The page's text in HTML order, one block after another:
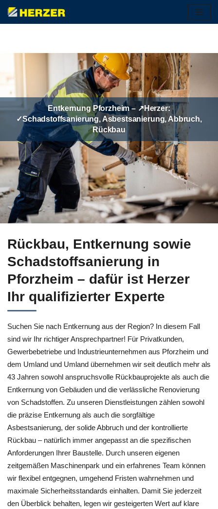
Zum
Entkernung Pforzheim – ↗️Herzer:
✓Schadstoffsanierung, Asbestsanierung, Abbruch,
Rückbau
Rückbau, Entkernung sowie
Schadstoffsanierung in
Pforzheim – dafür ist Herzer
Ihr qualifizierter Experte
Suchen Sie nach Entkernung aus der Region? In diesem Fall
sind wir Ihr richtiger Ansprechpartner! Für Privatkunden,
Gewerbebetriebe und Industrieunternehmen aus Pforzheim und
dem Umland und Umland übernehmen wir seit deutlich mehr als
43 Jahren sowohl anspruchsvolle Rückbauprojekte als auch die
Entkernung von Gebäuden und die verlässliche Renovierung
von Schadstoffen. Zu unseren Dienstleistungen zählen sowohl
die präzise Entkernung als auch die sorgfältige
Asbestsanierung, der solide Abbruch und der kontrollierte
Rückbau – natürlich immer angepasst an die spezifischen
Anforderungen Ihrer Baustelle. Durch unseren eigenen
zeitgemäßen Maschinenpark und ein erfahrenes Team können
wir flexibel entgegnen, umgehend Fristen wahrnehmen und
maximale Sicherheitsstandards einhalten. Damit Sie jederzeit
den Überblick behalten, legen wir gesteigerten Wert auf klare